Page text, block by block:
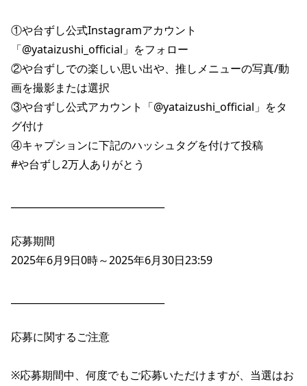
適時開示資料
①や台ずし公式Instagramアカウント
「@yataizushi_official」をフォロー
②や台ずしでの楽しい思い出や、推しメニューの写真/動
画を撮影または選択
③や台ずし公式アカウント「@yataizushi_official」をタ
グ付け
④キャプションに下記のハッシュタグを付けて投稿
#や台ずし2万人ありがとう
応募期間
2025年6月9日0時～2025年6月30日23:59
応募に関するご注意
※応募期間中、何度でもご応募いただけますが、当選はお